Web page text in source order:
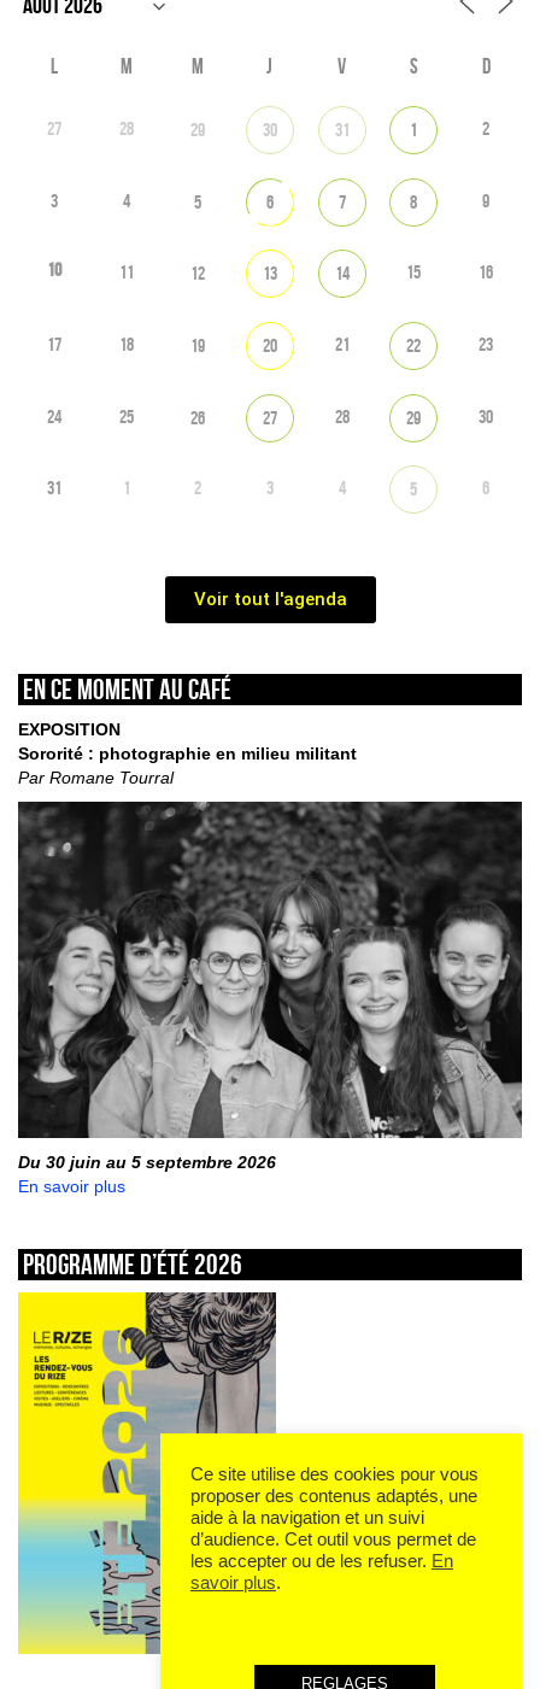
L M M J V S D
27 28 29 30 31 1 2
3 4 5 6 7 8 9
10 11 12 13 14 15 16
17 18 19 20 21 22 23
24 25 26 27 28 29 30
31 1 2 3 4 5 6
Voir tout l'agenda
En ce moment au café
EXPOSITION
Sororité : photographie en milieu militant
Par Romane Tourral
Du 30 juin au 5 septembre 2026
En savoir plus
Programme d’été 2026
Ce site utilise des cookies pour vous
proposer des contenus adaptés, une
aide à la navigation et un suivi
d’audience. Cet outil vous permet de
les accepter ou de les refuser. En
savoir plus.
REGLAGES